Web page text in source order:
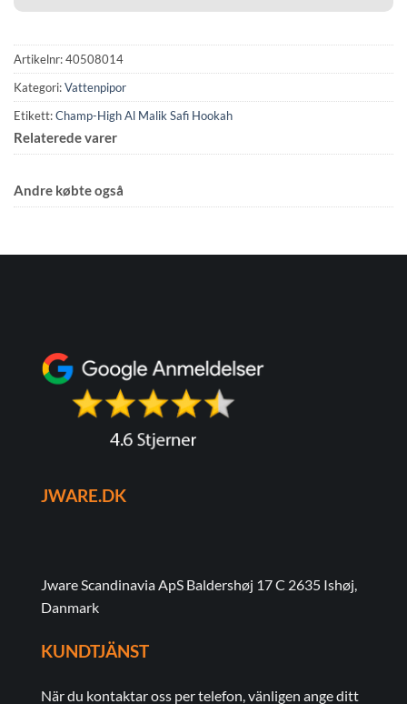
Artikelnr:40508014
Kategori:Vattenpipor
Etikett:Champ-High Al Malik Safi Hookah
Relaterede varer
Andre købte også
JWARE.DK
Jware Scandinavia ApS Baldershøj 17 C 2635 Ishøj,
Danmark
KUNDTJÄNST
När du kontaktar oss per telefon, vänligen ange ditt